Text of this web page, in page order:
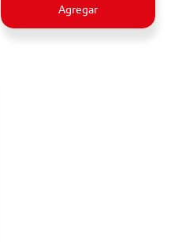
Agregar